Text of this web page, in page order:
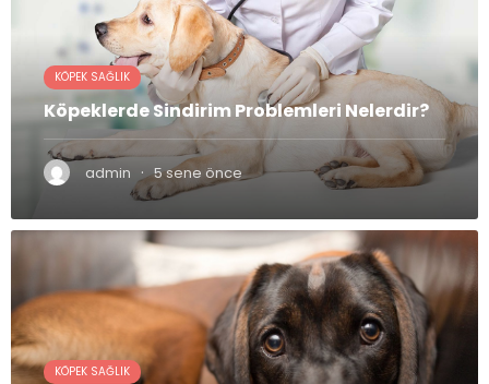
KÖPEK SAĞLIK
Köpeklerde Sindirim Problemleri Nelerdir?
admin · 5 sene önce
KÖPEK SAĞLIK